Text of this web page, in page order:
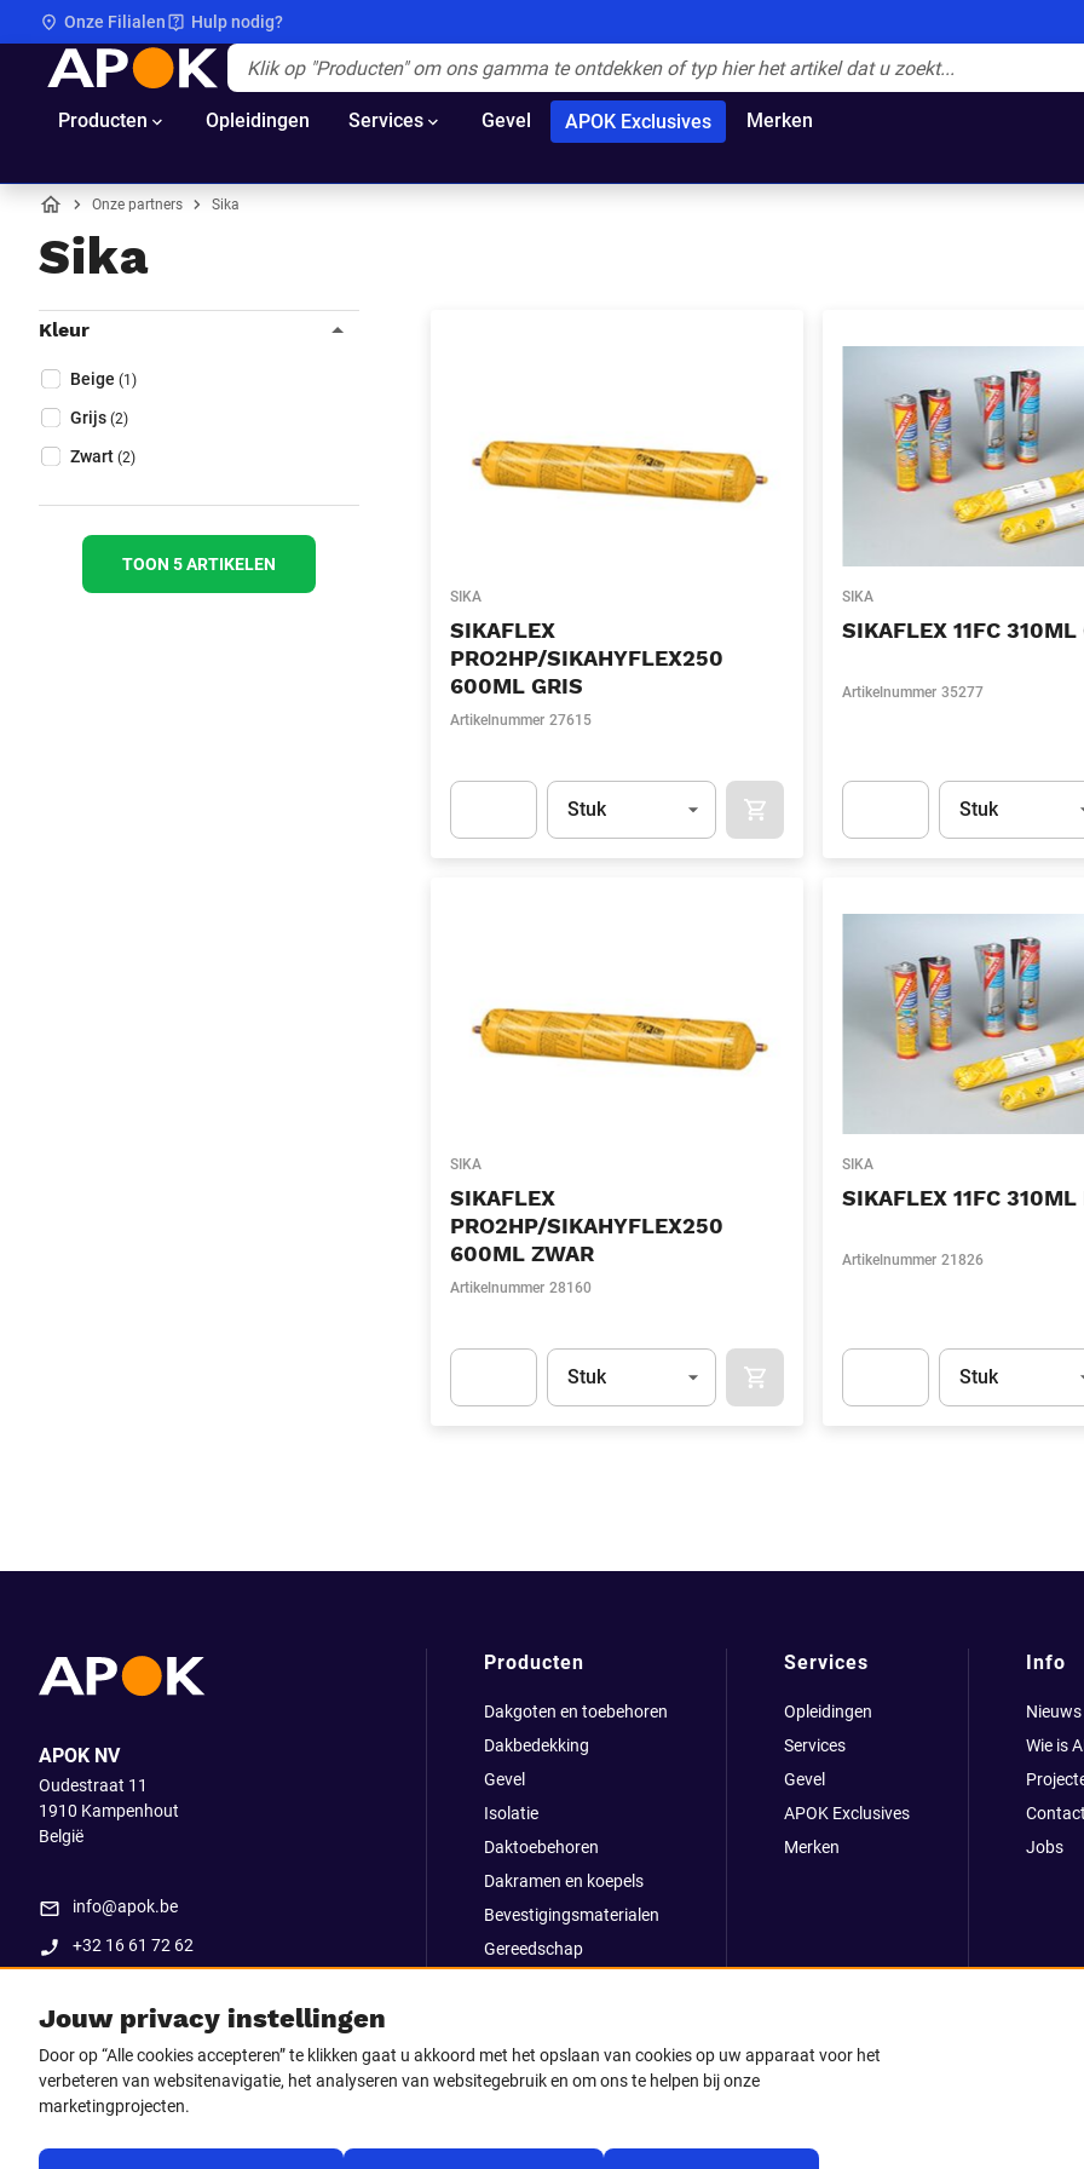
Onze Filialen Hulp nodig?
APOK
Producten Opleidingen Services Gevel APOK Exclusives Merken
Onze partners Sika
Sika
Filters
Kleur
Kleur (Optioneel)
Beige (1)
Grijs (2)
Zwart (2)
TOON 5 ARTIKELEN
SIKA
SIKAFLEX
PRO2HP/SIKAHYFLEX250
600ML GRIS
Artikelnummer 27615
Eenheid
Stuk
SIKA
SIKAFLEX 11FC 310ML
Artikelnummer 35277
Eenheid
Stuk
SIKA
SIKAFLEX
PRO2HP/SIKAHYFLEX250
600ML ZWAR
Artikelnummer 28160
Eenheid
Stuk
SIKA
SIKAFLEX 11FC 310ML
Artikelnummer 21826
Eenheid
Stuk
Jouw privacy instellingen
Door op “Alle cookies accepteren” te klikken gaat u akkoord met het opslaan van cookies op uw apparaat voor het
verbeteren van websitenavigatie, het analyseren van websitegebruik en om ons te helpen bij onze
marketingprojecten.
APOK NV
Oudestraat 11
1910 Kampenhout
België
info@apok.be
+32 16 61 72 62
Producten
Dakgoten en toebehoren
Dakbedekking
Gevel
Isolatie
Daktoebehoren
Dakramen en koepels
Bevestigingsmaterialen
Gereedschap
Go Strong
Services
Opleidingen
Services
Gevel
APOK Exclusives
Merken
Info
Nieuws
Wie is
Contact
Jobs
Volg ons op